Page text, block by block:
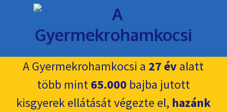
A Gyermekrohamkocsi a 27 évalatt
több mint65.000 bajba jutott
kisgyerek ellátását végezte el, hazánk